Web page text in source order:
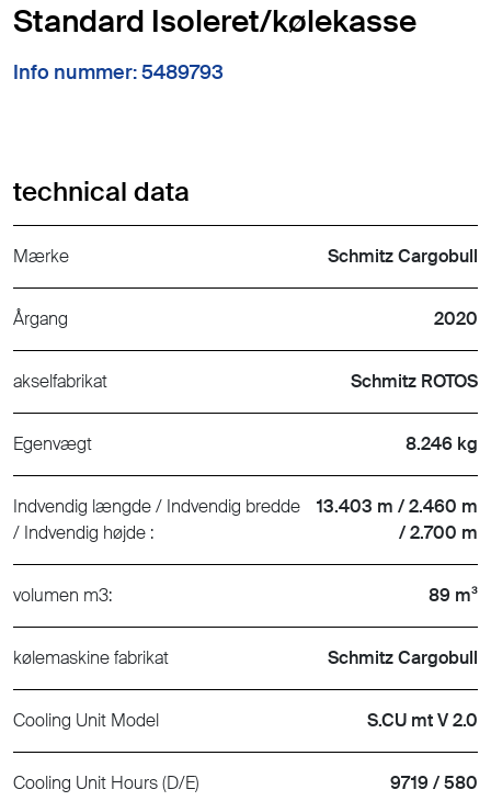
Standard Isoleret/kølekasse
Info nummer: 5489793
technical data
Mærke Schmitz Cargobull
Årgang 2020
akselfabrikat Schmitz ROTOS
Egenvægt 8.246 kg
Indvendig længde / Indvendig bredde
/ Indvendig højde :
13.403 m / 2.460 m
/ 2.700 m
volumen m3: 89 m³
kølemaskine fabrikat Schmitz Cargobull
Cooling Unit Model S.CU mt V 2.0
Cooling Unit Hours (D/E) 9719 / 580